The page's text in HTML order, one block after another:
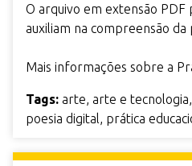
O arquivo em extensão PDF
auxiliam na compreensão da
Mais informações sobre a
Tags: arte arte e tecnologia
poesia digital
prática